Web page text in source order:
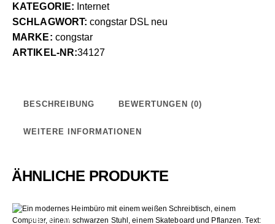
KATEGORIE: Internet
SCHLAGWORT:congstar DSL neu
MARKE: congstar
ARTIKEL-NR:34127
BESCHREIBUNG BEWERTUNGEN (0)
WEITERE INFORMATIONEN
ÄHNLICHE PRODUKTE
BIS ZU- 7%